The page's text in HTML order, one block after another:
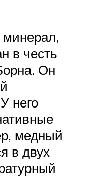
минерал,
в честь
Он
него
медный
в двух